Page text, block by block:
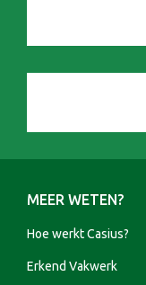
MEER WETEN?
Hoe werkt Casius?
Erkend Vakwerk